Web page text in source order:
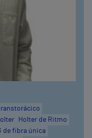
Holter de Ritmo
de fibra única